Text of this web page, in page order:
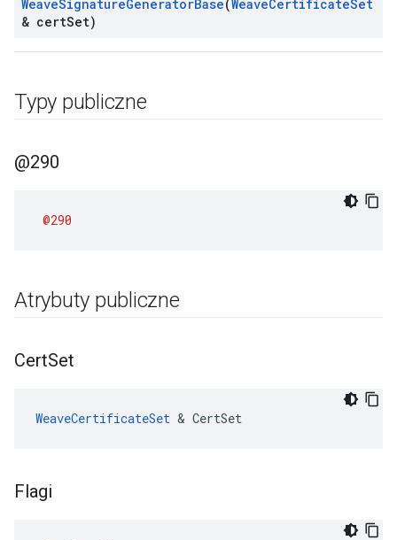
WeaveSignatureGeneratorBase(WeaveCertificateSet
& certSet)
Typy publiczne
@290
@290
Atrybuty publiczne
CertSet
WeaveCertificateSet & CertSet
Flagi